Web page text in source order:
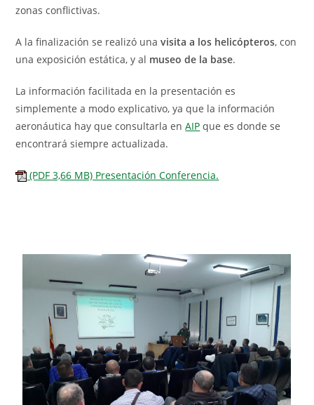
zonas conflictivas.
A la finalización se realizó unavisita a los helicópteros, con
una exposición estática, y al museo de la base.
La información facilitada en la presentación es
simplemente a modo explicativo, ya que la información
aeronáutica hay que consultarla enAIP que es donde se
encontrará siempre actualizada.
(PDF 3,66 MB) Presentación Conferencia.